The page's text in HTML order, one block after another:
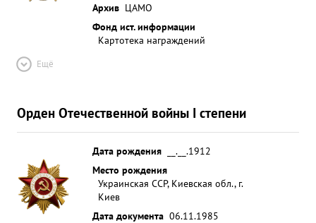
Архив ЦАМО
Фонд ист. информации
Картотека награждений
Ещё
Орден Отечественной войны I степени
Дата рождения
__.__.1912
Место рождения
Украинская ССР, Киевская обл., г.
Киев
Дата документа 06.11.1985